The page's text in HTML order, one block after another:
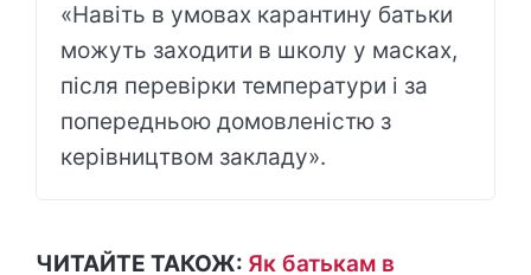
«Навіть в умовах карантину батьки
можуть заходити в школу у масках,
після перевірки температури і за
попередньою домовленістю з
керівництвом закладу».
ЧИТАЙТЕ ТАКОЖ: Як батькам в